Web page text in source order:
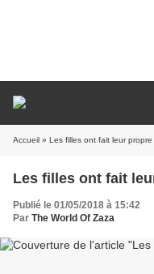
Accueil » Les filles ont fait leur
Les filles ont fait
Publié le 01/05/2018 à 15:42
Par The World Of Zaza